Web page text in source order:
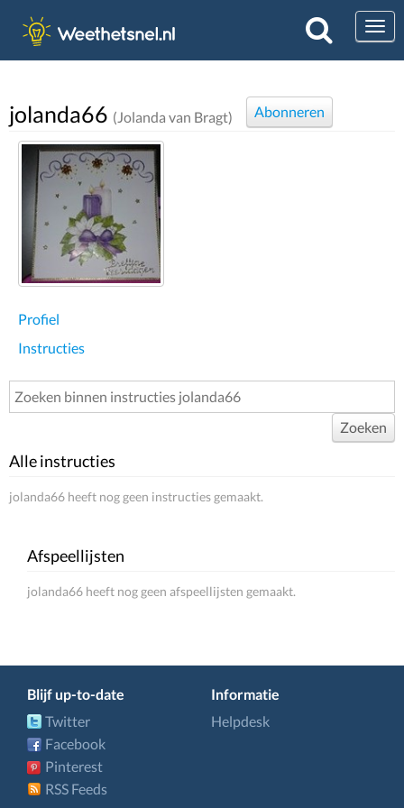
jolanda66 (Jolanda van Bragt) Abonneren
Profiel
Instructies
Zoeken
Alle instructies
jolanda66 heeft nog geen instructies gemaakt.
Afspeellijsten
jolanda66 heeft nog geen afspeellijsten gemaakt.
Blijf up-to-date
Twitter
Facebook
Pinterest
RSS Feeds
Informatie
Helpdesk